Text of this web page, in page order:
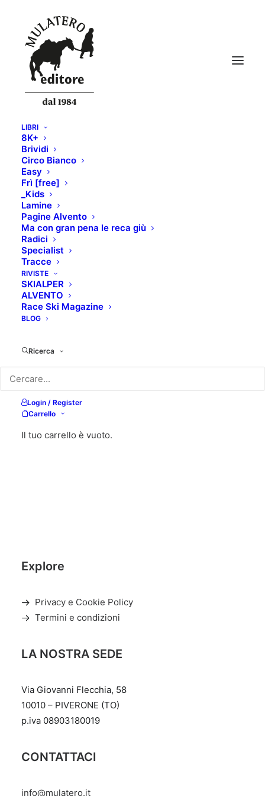
LIBRI
8K+
Brividi
Circo Bianco
Easy
Frì [free]
_Kids
Lamine
Pagine Alvento
Ma con gran pena le reca giù
Radici
Specialist
Tracce
RIVISTE
SKIALPER
ALVENTO
Race Ski Magazine
BLOG
Ricerca
Login / Register
Carrello
Il tuo carrello è vuoto.
Home
Explore
Privacy e Cookie Policy
Termini e condizioni
LA NOSTRA SEDE
Via Giovanni Flecchia, 58
10010 – PIVERONE (TO)
p.iva 08903180019
CONTATTACI
info@mulatero.it